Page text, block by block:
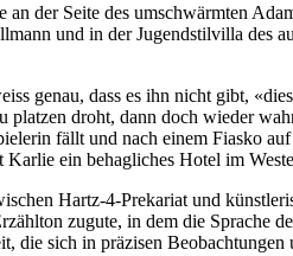
der Seite des umschwärmten
und in der Jugendstilvilla des
genau, dass es ihn nicht gibt,
droht, dann doch wieder
fällt und nach einem Fiasko
ein behagliches Hotel im
Hartz-4-Prekariat und
zugute, in dem die Sprache
sich in präzisen Beobachtungen